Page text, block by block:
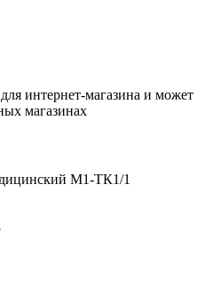
интернет-магазина и может
магазинах
М1-ТК1/1